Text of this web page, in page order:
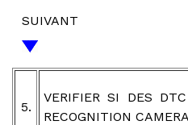
SUIVANT
5.
VERIFIER SI DES
RECOGNITION